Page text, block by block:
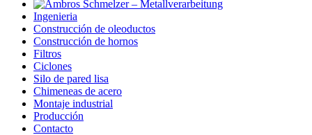
Ingenieria
Construcción de oleoductos
Construcción de hornos
Filtros
Ciclones
Silo de pared lisa
Chimeneas de acero
Montaje industrial
Producción
Contacto